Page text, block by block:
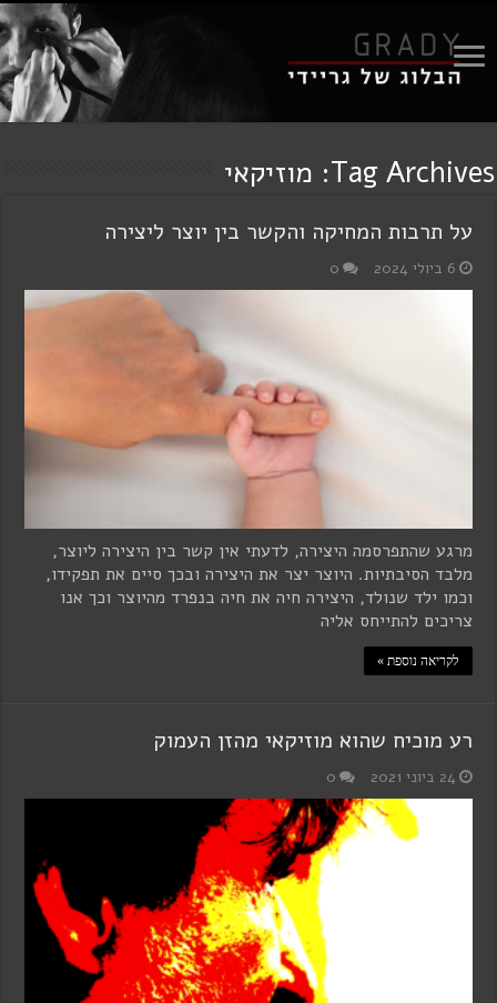
Tag Archives: מוזיקאי
על תרבות המחיקה והקשר בין יוצר ליצירה
6 ביולי 2024 0
מרגע שהתפרסמה היצירה, לדעתי אין קשר בין היצירה ליוצר,
מלבד הסיבתיות. היוצר יצר את היצירה ובכך סיים את תפקידו,
וכמו ילד שנולד, היצירה חיה את חיה בנפרד מהיוצר וכך אנו
צריכים להתייחס אליה
לקריאה נוספת »
רע מוכיח שהוא מוזיקאי מהזן העמוק
24 ביוני 2021 0